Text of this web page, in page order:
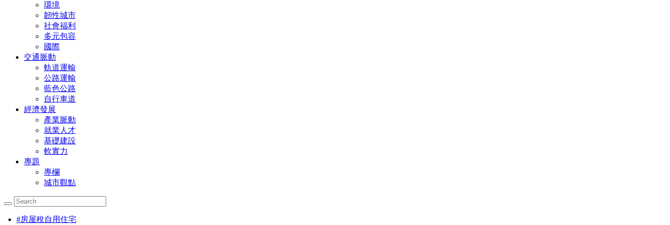
環境
韌性城市
社會福利
多元包容
國際
交通脈動
軌道運輸
公路運輸
藍色公路
自行車道
經濟發展
產業脈動
就業人才
基礎建設
軟實力
專題
專欄
城市觀點
#房屋稅自用住宅